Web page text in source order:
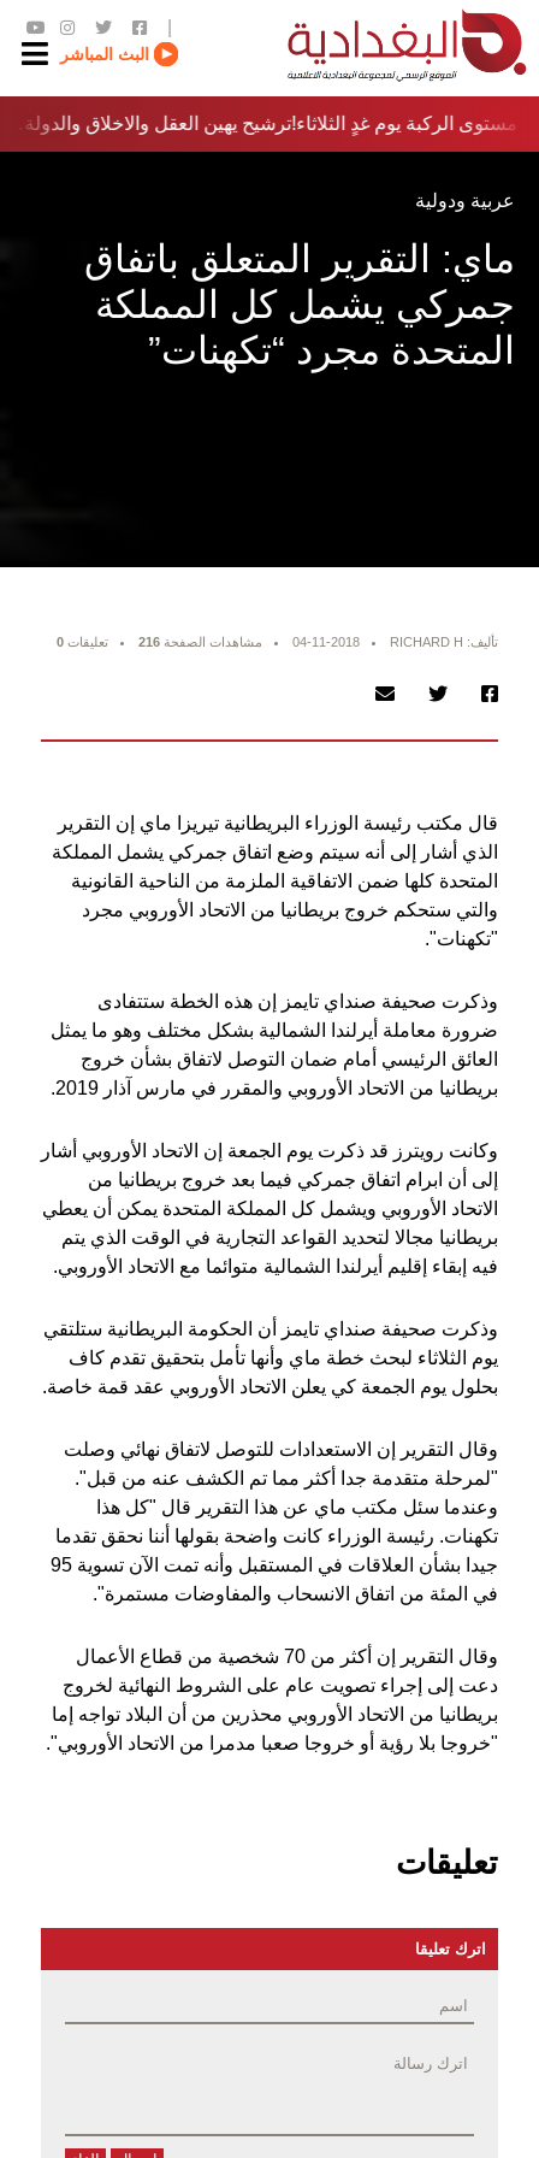
البث المباشر
ترشيح يهين العقل والاخلاق والدولة…؟!مستوى الركبة يوم غدٍ الثلاثاء
عربية ودولية
ماي: التقرير المتعلق باتفاق
جمركي يشمل كل المملكة
المتحدة مجرد “تكهنات”
تأليف: RICHARD H 04-11-2018 مشاهدات الصفحة 216 تعليقات 0
قال مكتب رئيسة الوزراء البريطانية تيريزا ماي إن التقرير
الذي أشار إلى أنه سيتم وضع اتفاق جمركي يشمل المملكة
المتحدة كلها ضمن الاتفاقية الملزمة من الناحية القانونية
والتي ستحكم خروج بريطانيا من الاتحاد الأوروبي مجرد
"تكهنات".
وذكرت صحيفة صنداي تايمز إن هذه الخطة ستتفادى
ضرورة معاملة أيرلندا الشمالية بشكل مختلف وهو ما يمثل
العائق الرئيسي أمام ضمان التوصل لاتفاق بشأن خروج
بريطانيا من الاتحاد الأوروبي والمقرر في مارس آذار 2019.
وكانت رويترز قد ذكرت يوم الجمعة إن الاتحاد الأوروبي أشار
إلى أن ابرام اتفاق جمركي فيما بعد خروج بريطانيا من
الاتحاد الأوروبي ويشمل كل المملكة المتحدة يمكن أن يعطي
بريطانيا مجالا لتحديد القواعد التجارية في الوقت الذي يتم
فيه إبقاء إقليم أيرلندا الشمالية متوائما مع الاتحاد الأوروبي.
وذكرت صحيفة صنداي تايمز أن الحكومة البريطانية ستلتقي
يوم الثلاثاء لبحث خطة ماي وأنها تأمل بتحقيق تقدم كاف
بحلول يوم الجمعة كي يعلن الاتحاد الأوروبي عقد قمة خاصة.
وقال التقرير إن الاستعدادات للتوصل لاتفاق نهائي وصلت
"لمرحلة متقدمة جدا أكثر مما تم الكشف عنه من قبل".
وعندما سئل مكتب ماي عن هذا التقرير قال "كل هذا
تكهنات. رئيسة الوزراء كانت واضحة بقولها أننا نحقق تقدما
جيدا بشأن العلاقات في المستقبل وأنه تمت الآن تسوية 95
في المئة من اتفاق الانسحاب والمفاوضات مستمرة".
وقال التقرير إن أكثر من 70 شخصية من قطاع الأعمال
دعت إلى إجراء تصويت عام على الشروط النهائية لخروج
بريطانيا من الاتحاد الأوروبي محذرين من أن البلاد تواجه إما
"خروجا بلا رؤية أو خروجا صعبا مدمرا من الاتحاد الأوروبي".
تعليقات
اترك تعليقا